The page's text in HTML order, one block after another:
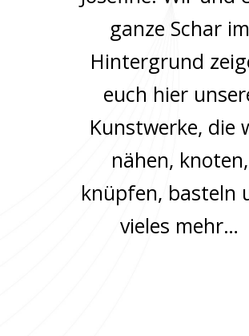
ganze Schar im
Hintergrund
euch hier
Kunstwerke, die
nähen, knoten,
knüpfen, basteln
vieles mehr…